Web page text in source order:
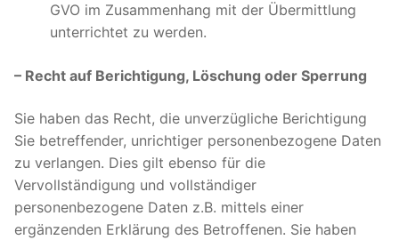
GVO im Zusammenhang mit der Übermittlung
unterrichtet zu werden.
– Recht auf Berichtigung, Löschung oder Sperrung
Sie haben das Recht, die unverzügliche Berichtigung
Sie betreffender, unrichtiger personenbezogene Daten
zu verlangen. Dies gilt ebenso für die
Vervollständigung und vollständiger
personenbezogene Daten z.B. mittels einer
ergänzenden Erklärung des Betroffenen. Sie haben